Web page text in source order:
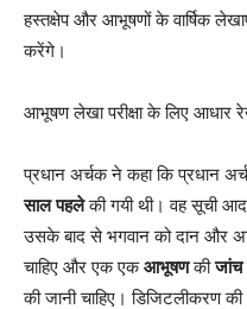
हस्तक्षेप और आभूषणों के वार्षिक
करेंगे।
आभूषण लेखा परीक्षा के लिए आधार
प्रधान अर्चक ने कहा कि प्रधान
साल पहलेकी गयी थी। वह सूची
उसके बाद से भगवान को दान और
चाहिए और एक एकआभूषणकीजांच
की जानी चाहिए। डिजिटलीकरण